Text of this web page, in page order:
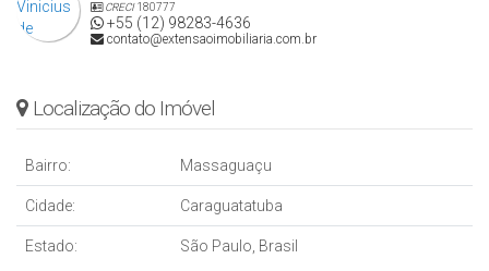
CRECI180777
+55 (12) 98283-4636
contato@extensaoimobiliaria.com.br
Localização do Imóvel
Bairro: Massaguaçu
Cidade: Caraguatatuba
Estado: São Paulo, Brasil